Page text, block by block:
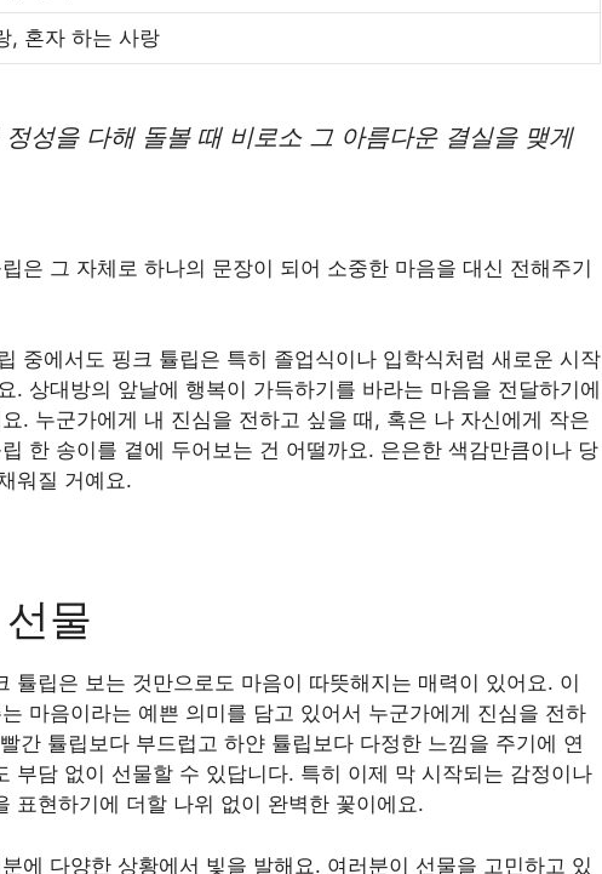
, 혼자 하는 사랑
성을 다해 돌볼 때 비로소 그 아름다운 결실을 맺게
은 그 자체로 하나의 문장이 되어 소중한 마음을 대신 전해주기
중에서도 핑크 튤립은 특히 졸업식이나 입학식처럼 새로운 시작
. 상대방의 앞날에 행복이 가득하기를 바라는 마음을 전달하기에
. 누군가에게 내 진심을 전하고 싶을 때, 혹은 나 자신에게 작은
한 송이를 곁에 두어보는 건 어떨까요. 은은한 색감만큼이나 당
워질 거예요.
물
튤립은 보는 것만으로도 마음이 따뜻해지는 매력이 있어요. 이
마음이라는 예쁜 의미를 담고 있어서 누군가에게 진심을 전하
간 튤립보다 부드럽고 하얀 튤립보다 다정한 느낌을 주기에 연
부담 없이 선물할 수 있답니다. 특히 이제 막 시작되는 감정이나
표현하기에 더할 나위 없이 완벽한 꽃이에요.
에 다양한 상황에서 빛을 발해요. 여러분이 선물을 고민하고 있